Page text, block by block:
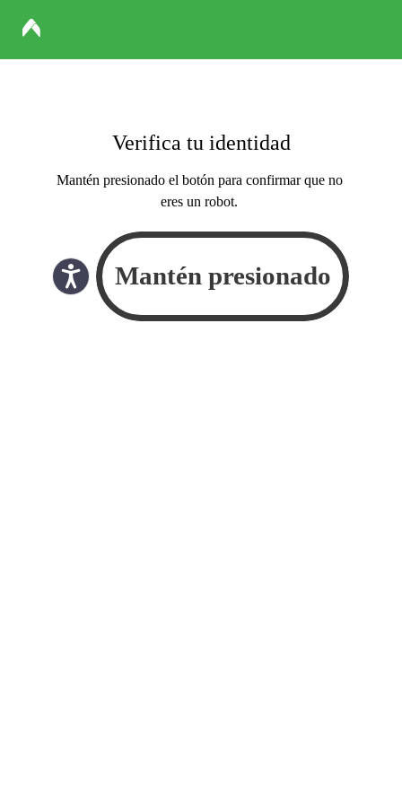
Verifica tu identidad
Mantén presionado el botón para confirmar que no
eres un robot.